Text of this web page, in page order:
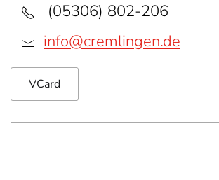
(05306) 802-206
info@cremlingen.de
VCard